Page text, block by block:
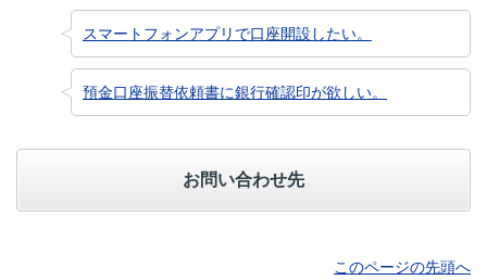
スマートフォンアプリで口座開設したい。
預金口座振替依頼書に銀行確認印が欲しい。
お問い合わせ先
このページの先頭へ